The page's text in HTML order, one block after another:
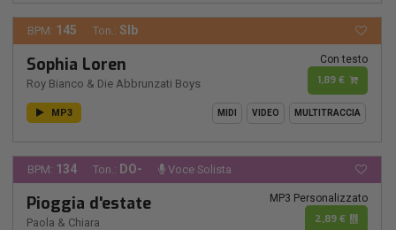
BPM: 145 Ton.: SIb
Sophia Loren
Roy Bianco & Die Abbrunzati Boys
Con testo
1,89 €
MP3 MIDI VIDEO MULTITRACCIA
BPM: 134 Ton.: DO- Voce Solista
Pioggia d'estate
Paola & Chiara
MP3 Personalizzato
2,89 €